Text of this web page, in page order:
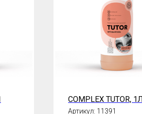
COMPLEX TUTOR, 1Л
Артикул: 11391